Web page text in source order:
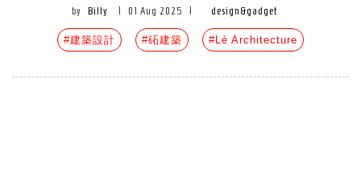
by Billy 01 Aug 2025 design&gadget
#建築設計 #砳建築 #Lè Architecture